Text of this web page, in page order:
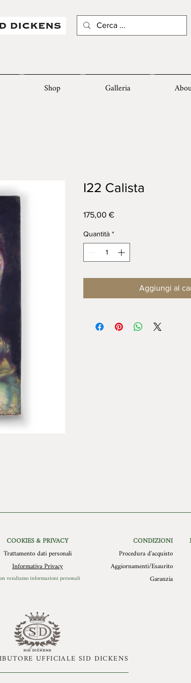
Shop Galleria
I22 Calista
175,00 €Prezzo
Quantità *
Aggiungi al
COOKIES & PRIVACY
Trattamento dati personali
Informativa Privacy
vendiamo informazioni personali
CONDIZIONI
Procedura d'acquisto
Aggiornamenti/Esaurito
Garanzia
UFFICIALE SID DICKENS